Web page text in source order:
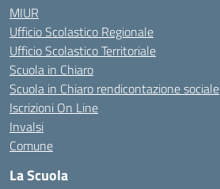
MIUR
Ufficio Scolastico Regionale
Ufficio Scolastico Territoriale
Scuola in Chiaro
Scuola in Chiaro rendicontazione sociale
Iscrizioni On Line
Invalsi
Comune
La Scuola